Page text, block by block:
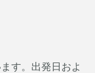
す。出発日およ